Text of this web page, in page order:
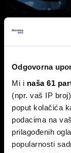
Odgovorna
Mi i naša 61
(npr. vaš IP
poput kolačića
podacima na
prilagođenih
popularnosti
BYD vodi
jeftinijih
Kinesko
dok SAD čini
ostala izvan